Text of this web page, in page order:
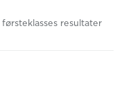
resultater